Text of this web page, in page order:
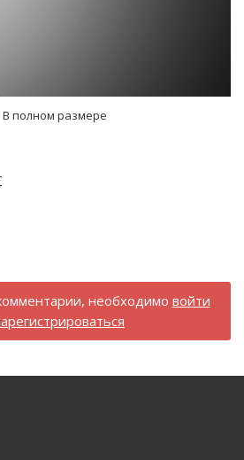
В полном размере
необходимо войти